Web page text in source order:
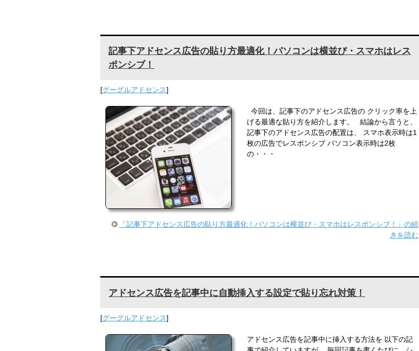
記事下アドセンス広告の貼り方最適化！パソコンは横並び・スマホはレス
ポンシブ！
[グーグルアドセンス]
今回は、記事下のアドセンス広告の クリック率を上
げる最適な貼り方を紹介します。 結論から言うと、
記事下のアドセンス広告の配置は、 スマホ表示時は1
枚の広告でレスポンシブ パソコン表示時は2枚
の・・・
「記事下アドセンス広告の貼り方最適化！パソコンは横並び・スマホはレスポンシブ！」の続
きを読む
アドセンス広告を記事中に自動挿入する設定で貼り忘れ対策！
[グーグルアドセンス]
アドセンス広告を記事中に挿入する方法を 以下の記